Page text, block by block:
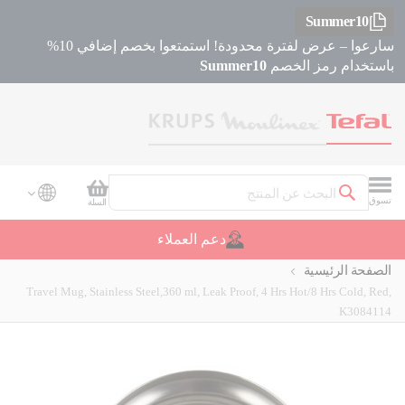
Summer10
سارعوا – عرض لفترة محدودة! استمتعوا بخصم إضافي 10%
باستخدام رمز الخصم Summer10
تسوق
بحث
سلة
السلة
دعم العملاء
الصفحة الرئيسية
Travel Mug, Stainless Steel,360 ml, Leak Proof, 4 Hrs Hot/8 Hrs Cold, Red,
K3084114